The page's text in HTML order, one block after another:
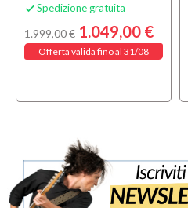
 Spedizione gratuita
1.999,00 € 1.049,00 €
Offerta valida fino al 31/08